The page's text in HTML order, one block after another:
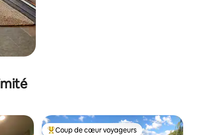
Coup de cœur voyageurs